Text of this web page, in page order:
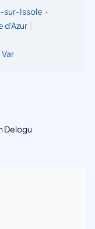
sur-Issole •
d'Azur
Delogu